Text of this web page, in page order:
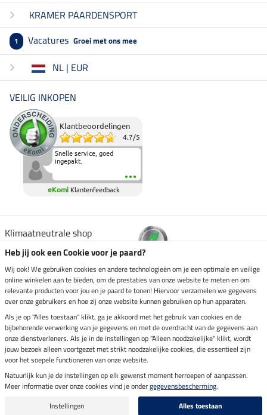
KRAMER PAARDENSPORT
1 Vacatures Groei met ons mee
NL | EUR
VEILIG INKOPEN
Klantbeoordelingen
4.7/5
Snelle service, goed
ingepakt.
eKomi Klantenfeedback
Klimaatneutrale shop
Verzending per
Veilig betalen met
Impressum
Laatste update op 07.08.2026 om 07:03 uur
Alle prijzen in euro's, incl. BTW, excl. verzendkosten.
Heb jij ook een Cookie voor je paard?
Wij ook! We gebruiken cookies en andere technologieën om je een optimale en veilige
online winkelen aan te bieden, om de prestaties van onze website te meten en om
relevante producten voor jou en je paard te tonen! Hiervoor verzamelen we gegevens
over onze gebruikers en hoe zij onze website kunnen gebruiken op hun apparaten.
Als je op "Alles toestaan" klikt, ga je akkoord met het gebruik van cookies en de
bijbehorende verwerking van je gegevens en met de overdracht van de gegevens aan
onze dienstverleners. Als je in de instellingen op "Alleen noodzakelijke" klikt, wordt
jouw bezoek alleen voortgezet met strikt noodzakelijke cookies, die essentieel zijn
voor het soepele functioneren van onze website.
Natuurlijk kun je de instellingen op elk gewenst moment herroepen of aanpassen.
Meer informatie over onze cookies vind je ondergegevensbescherming.
Instellingen
Alles toestaan